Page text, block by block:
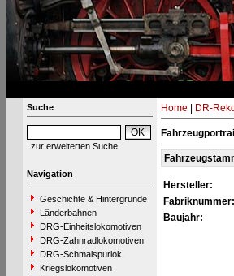
Suche
zur erweiterten Suche
Navigation
Geschichte & Hintergründe
Länderbahnen
DRG-Einheitslokomotiven
DRG-Zahnradlokomotiven
DRG-Schmalspurlok.
Kriegslokomotiven
Home DR-
Hersteller:
Fabriknummer:
Baujahr: